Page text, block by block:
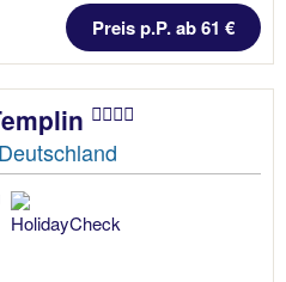
Preis p.P. ab 61 €